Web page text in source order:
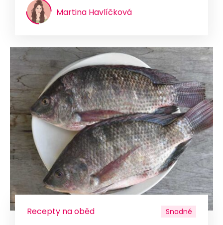
Martina Havlíčková
Recepty na oběd Snadné